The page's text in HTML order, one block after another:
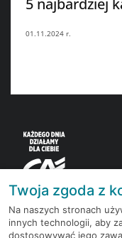
5 najbardziej
01.11.2024 r.
Korzystaj z
Twoja zgoda z
Na naszych stronach
innych technologii, aby
dostosowywać jego